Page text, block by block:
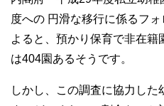
度への 円滑な移行に係るフ
よると、預かり保育で非在籍
は404園あるそうです。
しかし、この調査に協力した